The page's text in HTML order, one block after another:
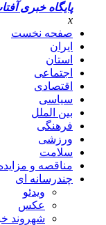
پایگاه خبری
x
صفحه نخست
ایران
استان
اجتماعی
اقتصادی
سیاسی
بین الملل
فرهنگی
ورزشی
سلامت
مناقصه و
چندرسانه ای
ویدئو
عکس
شهروند